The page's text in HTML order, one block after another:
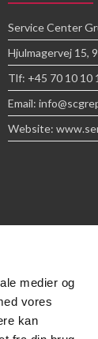
medier og
vores
kan
Service Center
Hjulmagervej 15,
Tlf: +45 70 10 10
Email:
Website: